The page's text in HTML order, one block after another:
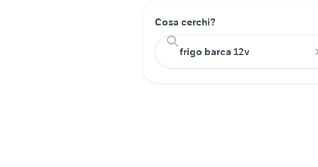
Cosa cerchi?